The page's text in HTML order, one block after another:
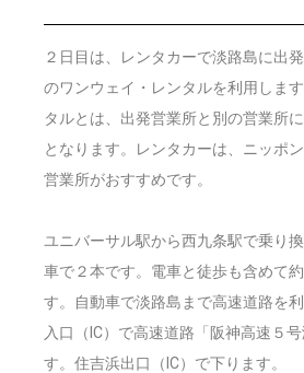
２日目は、レンタカーで淡路島に出
のワンウェイ・レンタルを利用しま
タルとは、出発営業所と別の営業所
となります。レンタカーは、ニッポ
営業所がおすすめです。
ユニバーサル駅から西九条駅で乗り
車で２本です。電車と徒歩も含めて
す。自動車で淡路島まで高速道路を
入口（IC）で高速道路「阪神高速５
す。住吉浜出口（IC）で下ります。